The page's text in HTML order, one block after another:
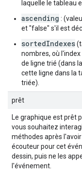
laquelle le tableau
ascending :
et "false" s'il est
sortedIndexes
nombres, où
de ligne trié (dans
cette ligne dans la
triée).
prêt
Le graphique est prêt
vous souhaitez
méthodes après
écouteur pour cet
dessin, puis ne les
l'événement.